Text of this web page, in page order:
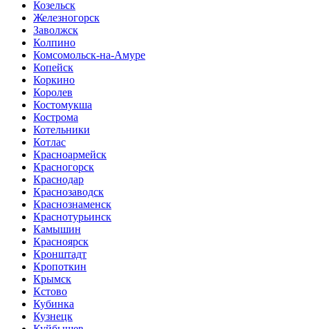
Козельск
Железногорск
Заволжск
Колпино
Комсомольск-на-Амуре
Копейск
Коркино
Королев
Костомукша
Кострома
Котельники
Котлас
Красноармейск
Красногорск
Краснодар
Краснозаводск
Краснознаменск
Краснотурьинск
Камышин
Красноярск
Кронштадт
Кропоткин
Крымск
Кстово
Кубинка
Кузнецк